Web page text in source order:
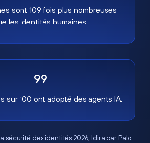
sont 109 fois plus nombreuses
les identités humaines.
99
sur 100 ont adopté des agents IA.
sécurité des identités 2026, Idira par Palo